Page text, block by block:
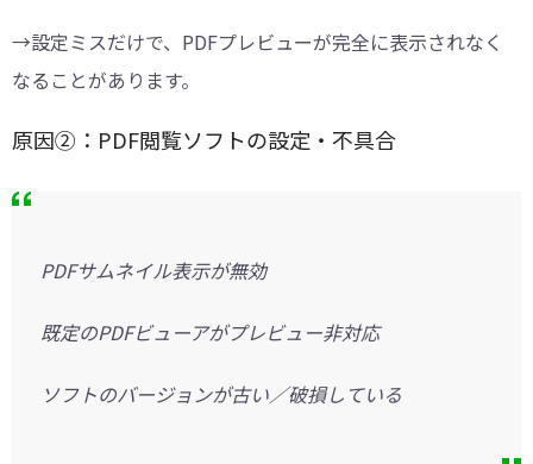
→設定ミスだけで、PDFプレビューが完全に表示されなく
なることがあります。
原因②：PDF閲覧ソフトの設定・不具合
PDFサムネイル表示が無効
既定のPDFビューアがプレビュー非対応
ソフトのバージョンが古い／破損している